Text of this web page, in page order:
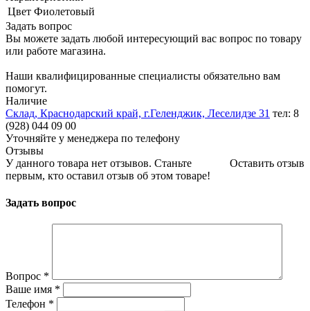
Цвет Фиолетовый
Задать вопрос
Вы можете задать любой интересующий вас вопрос по товару
или работе магазина.
Наши квалифицированные специалисты обязательно вам
помогут.
Наличие
Склад, Краснодарский край, г.Геленджик, Леселидзе 31 тел: 8
(928) 044 09 00
Уточняйте у менеджера по телефону
Отзывы
Оставить отзыв
У данного товара нет отзывов. Станьте
первым, кто оставил отзыв об этом товаре!
Задать вопрос
Вопрос *
Ваше имя *
Телефон *